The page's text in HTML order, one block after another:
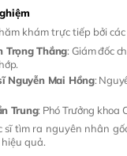
khám trực tiếp bởi
Trọng Thắng: Giám đốc
Nguyễn Mai Hồng:
Trung: Phó Trưởng khoa
sĩ tìm ra nguyên nhân
quả.